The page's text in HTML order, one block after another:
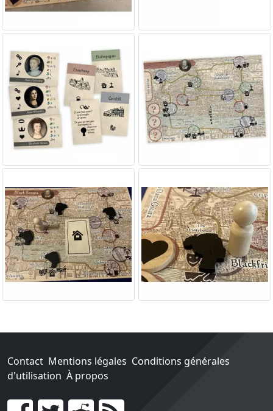
Contact Mentions légales Conditions générales
d'utilisation À propos